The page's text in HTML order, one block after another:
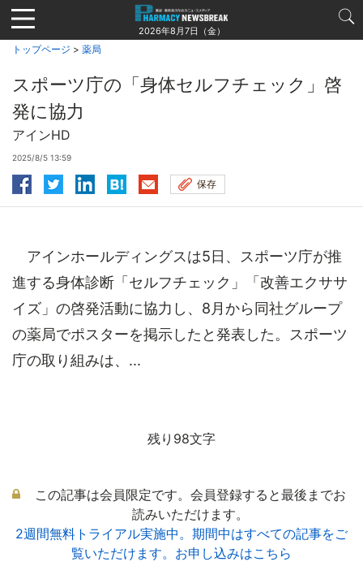
Jump
to
navigation
2026年8月7日（金）
トップページ > 薬局
スポーツ庁の「身体セルフチェック」啓
発に協力
アインHD
2025/8/5 13:59
保存
アインホールディングスは5日、スポーツ庁が推
進する身体診断「セルフチェック」「改善エクササ
イズ」の啓発活動に協力し、8月から同社グループ
の薬局でポスターを掲示したと発表した。スポーツ
庁の取り組みは、...
残り98文字
この記事は会員限定です。会員登録すると最後までお
読みいただけます。
2週間無料トライアル実施中。期間中はすべての記事をご
覧いただけます。お申し込みはこちら